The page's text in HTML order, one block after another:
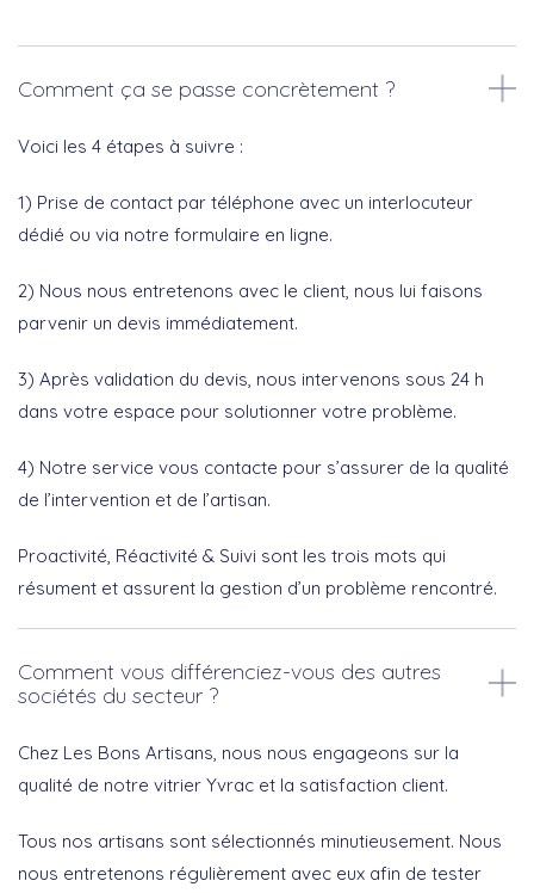
Comment ça se passe concrètement ?
Voici les 4 étapes à suivre :
1) Prise de contact par téléphone avec un interlocuteur
dédié ou via notre formulaire en ligne.
2) Nous nous entretenons avec le client, nous lui faisons
parvenir un devis immédiatement.
3) Après validation du devis, nous intervenons sous 24 h
dans votre espace pour solutionner votre problème.
4) Notre service vous contacte pour s’assurer de la qualité
de l’intervention et de l’artisan.
Proactivité, Réactivité & Suivi sont les trois mots qui
résument et assurent la gestion d’un problème rencontré.
Comment vous différenciez-vous des autres
sociétés du secteur ?
Chez Les Bons Artisans, nous nous engageons sur la
qualité de notre vitrier Yvrac et la satisfaction client.
Tous nos artisans sont sélectionnés minutieusement. Nous
nous entretenons régulièrement avec eux afin de tester